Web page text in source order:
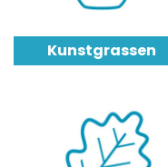
Kunstgrassen